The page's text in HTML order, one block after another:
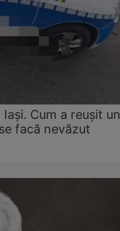
Cum a reușit un
facă nevăzut